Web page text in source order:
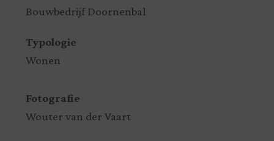
Bouwbedrijf Doornenbal
Typologie
Wonen
Fotografie
Wouter van der Vaart